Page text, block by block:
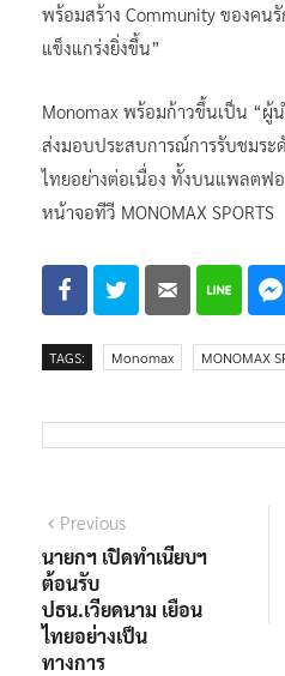
พร้อมสร้าง Community ของคน
แข็งแกร่งยิ่งขึ้น”
Monomax พร้อมก้าวขึ้นเป็น “ผู้
ส่งมอบประสบการณ์การรับชมระ
ไทยอย่างต่อเนื่อง ทั้งบนแพลตฟ
หน้าจอทีวี MONOMAX SPORTS
TAGS: Monomax MONOMAX
แนะแนว
เรื่อง
PreviousPrevious
post:
นายกฯ เปิดทำเนียบฯ
ต้อนรับ
ปธน.เวียดนาม เยือน
ไทยอย่างเป็น
ทางการ